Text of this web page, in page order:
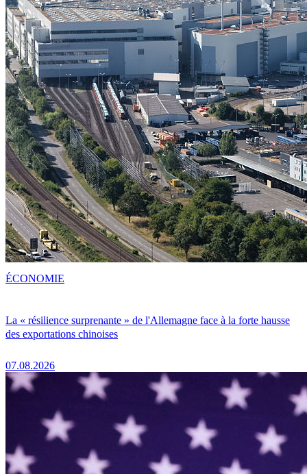
La « résilience surprenante » de l'Allemagne face à la forte hausse
des exportations chinoises
07.08.2026
ÉCONOMIE